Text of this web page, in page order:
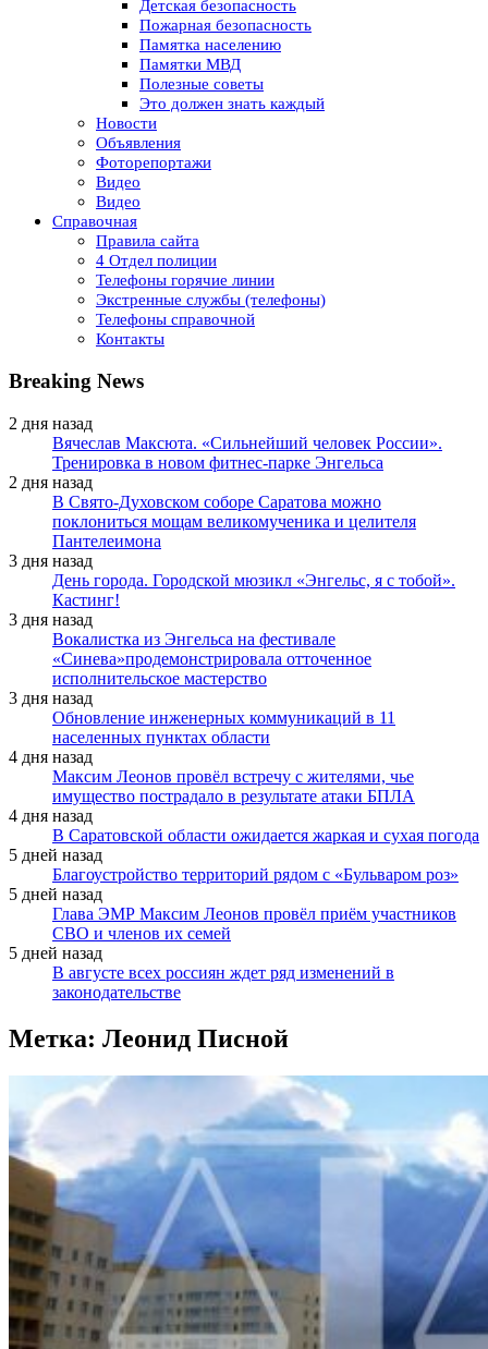
Детская безопасность
Пожарная безопасность
Памятка населению
Памятки МВД
Полезные советы
Это должен знать каждый
Новости
Объявления
Фоторепортажи
Видео
Видео
Справочная
Правила сайта
4 Отдел полиции
Телефоны горячие линии
Экстренные службы (телефоны)
Телефоны справочной
Контакты
Breaking News
2 дня назад
Вячеслав Максюта. «Сильнейший человек России».
Тренировка в новом фитнес-парке Энгельса
2 дня назад
В Свято-Духовском соборе Саратова можно
поклониться мощам великомученика и целителя
Пантелеимона
3 дня назад
День города. Городской мюзикл «Энгельс, я с тобой».
Кастинг!
3 дня назад
Вокалистка из Энгельса на фестивале
«Синева»продемонстрировала отточенное
исполнительское мастерство
3 дня назад
Обновление инженерных коммуникаций в 11
населенных пунктах области
4 дня назад
Максим Леонов провёл встречу с жителями, чье
имущество пострадало в результате атаки БПЛА
4 дня назад
В Саратовской области ожидается жаркая и сухая погода
5 дней назад
Благоустройство территорий рядом с «Бульваром роз»
5 дней назад
Глава ЭМР Максим Леонов провёл приём участников
СВО и членов их семей
5 дней назад
В августе всех россиян ждет ряд изменений в
законодательстве
Метка: Леонид Писной